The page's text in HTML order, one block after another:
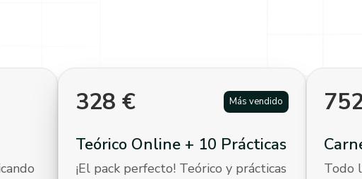
328 € Más vendido
Teórico Online + 10 Prácticas
¡El pack perfecto! Teórico y prácticas
Todo